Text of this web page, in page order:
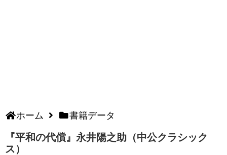
ホーム 書籍データ
『平和の代償』永井陽之助（中公クラシック
ス）